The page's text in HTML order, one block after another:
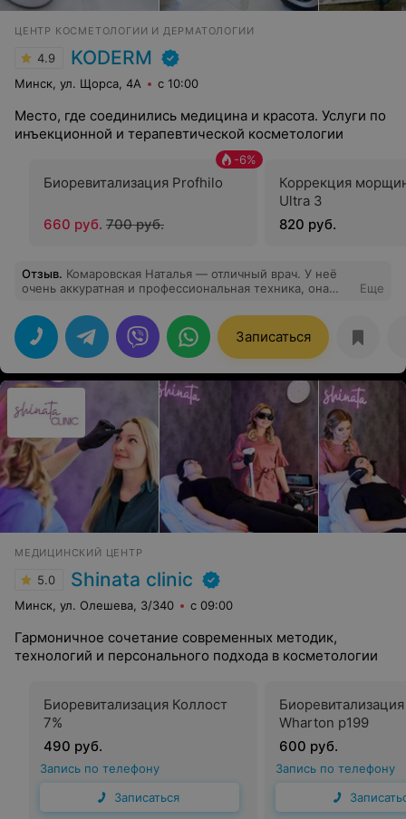
ЦЕНТР КОСМЕТОЛОГИИ И ДЕРМАТОЛОГИИ
4.9 KODERM
Минск, ул. Щорса, 4А с 10:00
Место, где соединились медицина и красота. Услуги по
инъекционной и терапевтической косметологии
Биоревитализация Profhilo
-6%
660 руб. 700 руб.
Коррекция
Ultra 3
820 руб.
Отзыв. Комаровская Наталья — отличный врач. У неё
очень аккуратная и профессиональная техника, она
биоревитализации у неё получается идеально,
рекомендую всем! Процедура немного болезненная,
но работа выполнена на высшем уровне.
Еще
Записаться
МЕДИЦИНСКИЙ ЦЕНТР
5.0 Shinata clinic
Минск, ул. Олешева, 3/340 с 09:00
Гармоничное сочетание современных методик,
технологий и персонального подхода в косметологии
Биоревитализация Коллост
7%
490 руб.
Запись по телефону
Записаться
Wharton p199
600 руб.
Запись по телефону